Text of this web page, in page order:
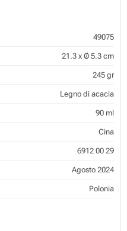
49075
21.3 x Ø 5.3 cm
245 gr
Legno di acacia
90 ml
Cina
6912 00 29
Agosto 2024
Polonia